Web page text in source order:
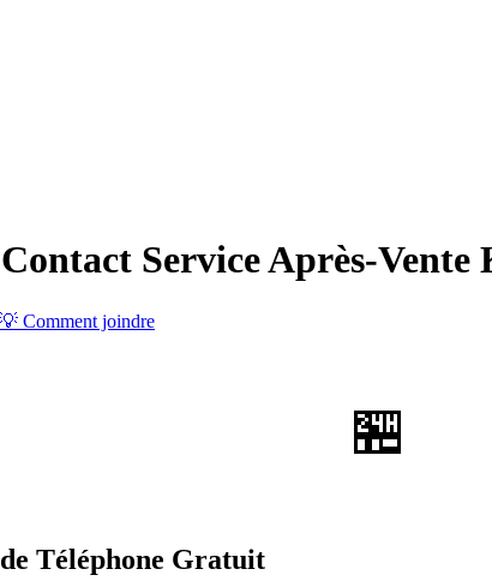
Service Après-Vente
💡 Comment joindre
🏪
Téléphone Gratuit